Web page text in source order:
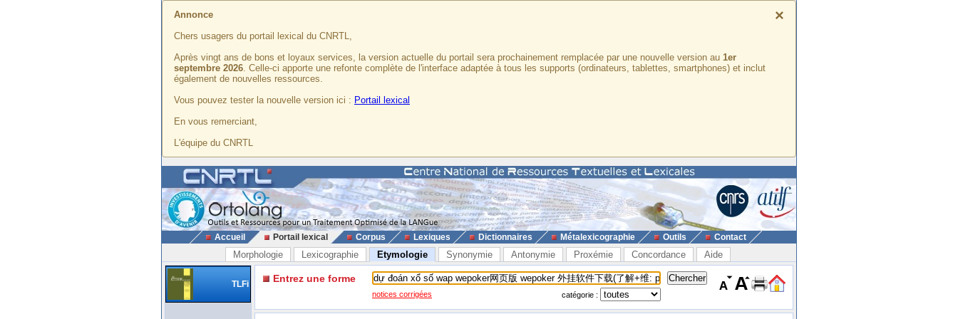
×
Annonce
Chers usagers du portail lexical du CNRTL,
Après vingt ans de bons et loyaux services, la version actuelle du portail sera prochainement remplacée par une nouvelle version au 1er
septembre 2026. Celle-ci apporte une refonte complète de l'interface adaptée à tous les supports (ordinateurs, tablettes, smartphones) et inclut
également de nouvelles ressources.
Vous pouvez tester la nouvelle version ici : Portail lexical
En vous remerciant,
L'équipe du CNRTL
Accueil Portail lexical Corpus Lexiques Dictionnaires Métalexicographie Outils Contact
Morphologie Lexicographie Etymologie Synonymie Antonymie Proxémie Concordance Aide
TLFi Entrez une forme
notices corrigées catégorie :